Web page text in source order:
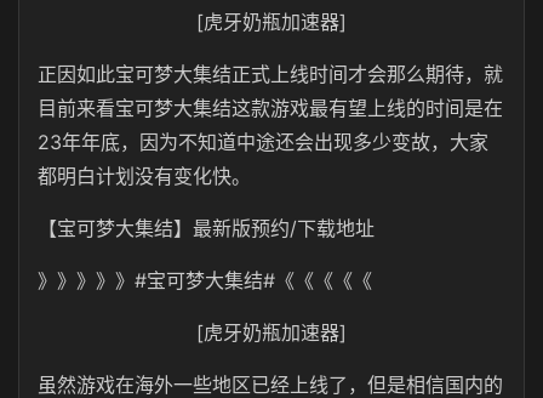
[虎牙奶瓶加速器]
正因如此宝可梦大集结正式上线时间才会那么期待，就
目前来看宝可梦大集结这款游戏最有望上线的时间是在
23年年底，因为不知道中途还会出现多少变故，大家
都明白计划没有变化快。
【宝可梦大集结】最新版预约/下载地址
》》》》》#宝可梦大集结#《《《《《
[虎牙奶瓶加速器]
虽然游戏在海外一些地区已经上线了，但是相信国内的